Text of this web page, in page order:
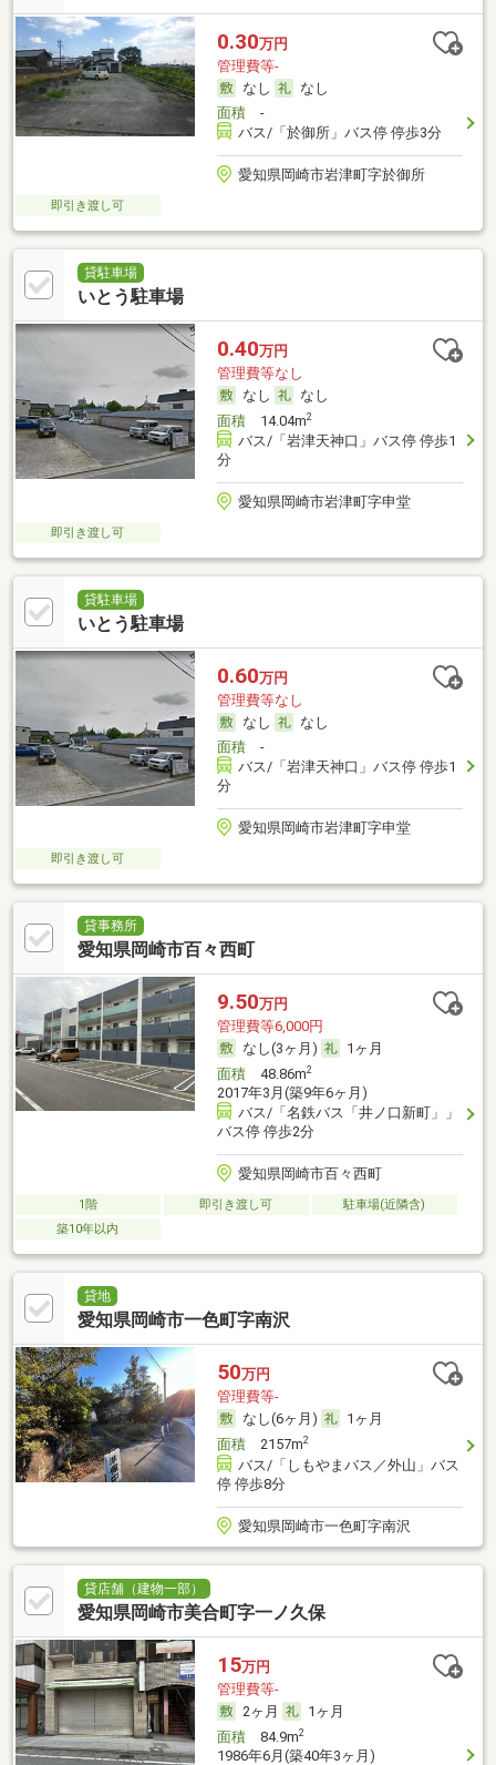
0.30万円
管理費等-
なし
なし
面積-
バス/「於御所」バス停 停歩3分
愛知県岡崎市岩津町字於御所
即引き渡し可
貸駐車場
いとう駐車場
0.40万円
管理費等なし
なし
なし
面積14.04m2
バス/「岩津天神口」バス停 停歩1
分
愛知県岡崎市岩津町字申堂
即引き渡し可
貸駐車場
いとう駐車場
0.60万円
管理費等なし
なし
なし
面積-
バス/「岩津天神口」バス停 停歩1
分
愛知県岡崎市岩津町字申堂
即引き渡し可
貸事務所
愛知県岡崎市百々西町
9.50万円
管理費等6,000円
なし(3ヶ月)
1ヶ月
面積48.86m2
2017年3月(築9年6ヶ月)
バス/「名鉄バス「井ノ口新町」」
バス停 停歩2分
愛知県岡崎市百々西町
1階 即引き渡し可
駐車場(近隣含)
築10年以内
貸地
愛知県岡崎市一色町字南沢
50万円
管理費等-
なし(6ヶ月)
1ヶ月
面積2157m2
バス/「しもやまバス／外山」バス
停 停歩8分
愛知県岡崎市一色町字南沢
貸店舗（建物一部）
愛知県岡崎市美合町字一ノ久保
15万円
管理費等-
2ヶ月
1ヶ月
面積84.9m2
1986年6月(築40年3ヶ月)